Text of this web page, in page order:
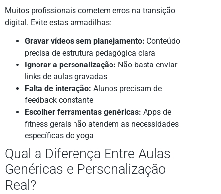
Muitos profissionais cometem erros na transição
digital. Evite estas armadilhas:
Gravar vídeos sem planejamento: Conteúdo
precisa de estrutura pedagógica clara
Ignorar a personalização: Não basta enviar
links de aulas gravadas
Falta de interação: Alunos precisam de
feedback constante
Escolher ferramentas genéricas: Apps de
fitness gerais não atendem as necessidades
específicas do yoga
Qual a Diferença Entre Aulas
Genéricas e Personalização
Real?